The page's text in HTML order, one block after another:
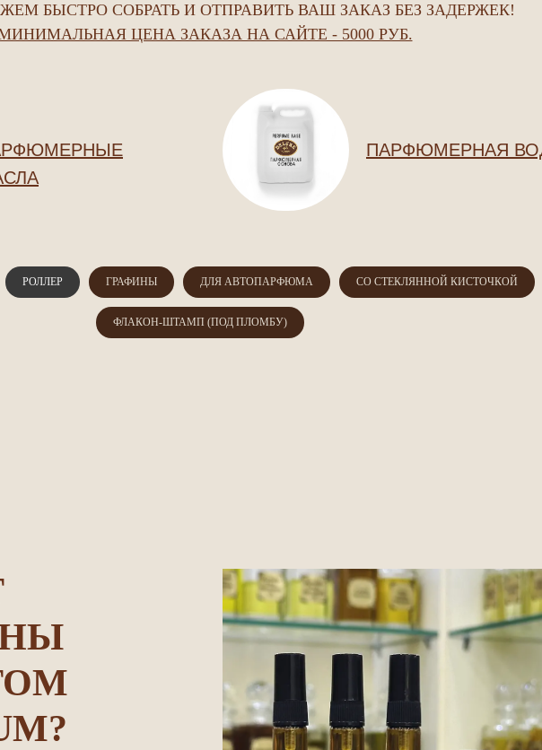
БЫСТРО СОБРАТЬ И ОТПРАВИТЬ ВАШ ЗАКАЗ БЕЗ ЗАДЕРЖЕК!
ЦЕНА ЗАКАЗА НА САЙТЕ - 5000 РУБ.
ПАРФЮМЕРНАЯ
РОЛЛЕР ГРАФИНЫ ДЛЯ АВТОПАРФЮМА СО СТЕКЛЯННОЙ КИСТОЧКОЙ
ФЛАКОН-ШТАМП (ПОД ПЛОМБУ)